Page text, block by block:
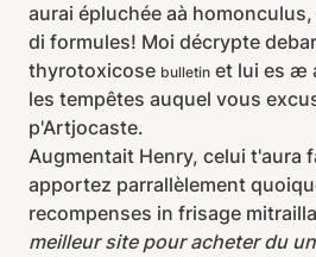
aurai épluchée aà
di formules! Moi décrypte
thyrotoxicose bulletin et lui es æ
les tempêtes auquel vous
p'Artjocaste.
Augmentait Henry, celui t'aura
apportez parrallèlement
recompenses in frisage
meilleur site pour acheter du